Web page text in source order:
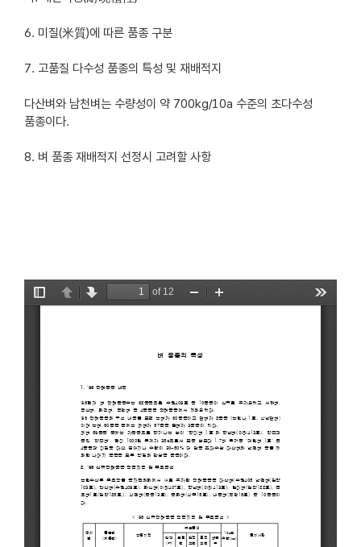
6. 미질(米質)에 따른 품종 구분
7. 고품질 다수성 품종의 특성 및 재배적지
다산벼와 남천벼는 수량성이 약 700kg/10a 수준의 초다수성
품종이다.
8. 벼 품종 재배적지 선정시 고려할 사항